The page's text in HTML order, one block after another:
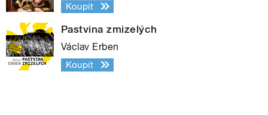
Koupit
Pastvina zmizelých
Václav Erben
Koupit